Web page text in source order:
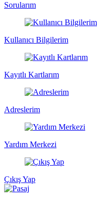
Sorularım
Kullanıcı Bilgilerim
Kayıtlı Kartlarım
Adreslerim
Yardım Merkezi
Çıkış Yap